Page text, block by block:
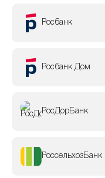
Росбанк
Росбанк Дом
РосДорБанк
РоссельхозБанк